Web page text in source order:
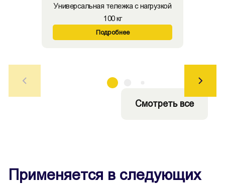
Универсальная тележка с нагрузкой
100 кг
Подробнее
Смотреть все
Применяется в следующих